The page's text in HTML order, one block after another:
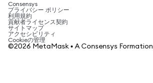
SHIBの購入
BNBの購入
税制関連ニュース
暗号資産の購入方法は？
ビットコインを売るには？
Consensys
プライバシー ポリシー
利用規約
貢献者ライセンス契約
サイトマップ
アクセシビリティ
Cookieの管理
©2026 MetaMask • A Consensys Formation